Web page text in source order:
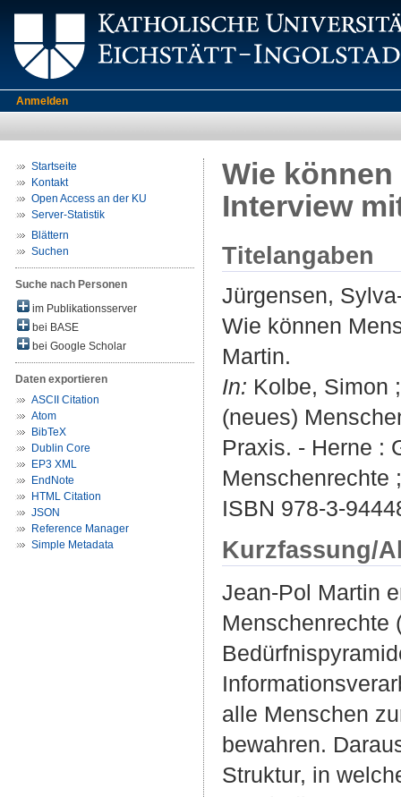
Anmelden
Startseite
Kontakt
Open Access an der KU
Server-Statistik
Blättern
Suchen
Suche nach Personen
im Publikationsserver
bei BASE
bei Google Scholar
Daten exportieren
ASCII Citation
Atom
BibTeX
Dublin Core
EP3 XML
EndNote
HTML Citation
JSON
Reference Manager
Simple Metadata
Wie
Interview
Titelangaben
Jürgensen,
Wie können
Martin.
In: Kolbe, Simon
(neues)
Praxis. - Herne :
Menschenrechte
ISBN 978-3-
Kurzfassung/
Jean-Pol Martin
Menschenrechte
alle Menschen
bewahren.
Struktur, in